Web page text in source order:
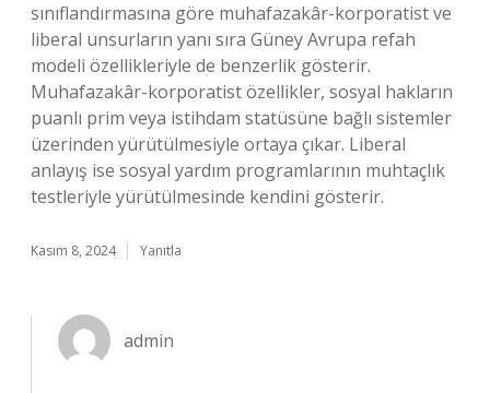
sınıflandırmasına göre muhafazakâr-korporatist ve
liberal unsurların yanı sıra Güney Avrupa refah
modeli özellikleriyle de benzerlik gösterir.
Muhafazakâr-korporatist özellikler, sosyal hakların
puanlı prim veya istihdam statüsüne bağlı sistemler
üzerinden yürütülmesiyle ortaya çıkar. Liberal
anlayış ise sosyal yardım programlarının muhtaçlık
testleriyle yürütülmesinde kendini gösterir.
Kasım 8, 2024 Yanıtla
admin